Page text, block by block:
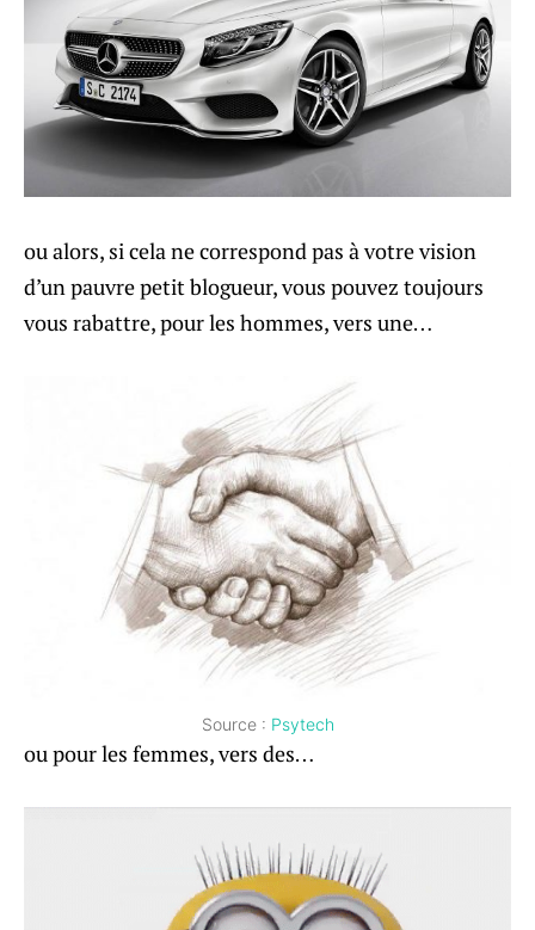
ou alors, si cela ne correspond pas à votre vision
d’un pauvre petit blogueur, vous pouvez toujours
vous rabattre, pour les hommes, vers une…
Source : Psytech
ou pour les femmes, vers des…